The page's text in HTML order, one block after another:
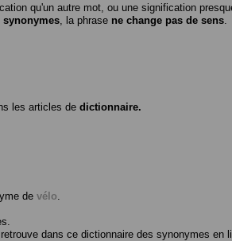
qu'un autre mot, ou une signification
synonymes , la phrase ne change pas de sens
les articles de dictionnaire.
de vélo
dans ce dictionnaire des synonymes en